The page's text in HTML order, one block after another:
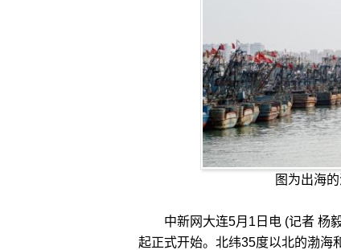
图为出海
中新网大连5月1日电 (记者 杨毅
起正式开始。北纬35度以北的渤海